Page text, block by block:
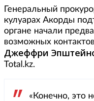
Генеральный
кулуарах Акорды
органе начали
возможных
Джеффри
Total.kz.
«Конечно, это